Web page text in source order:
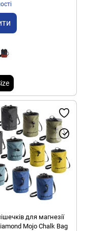
для магнезії
Mojo Chalk Bag